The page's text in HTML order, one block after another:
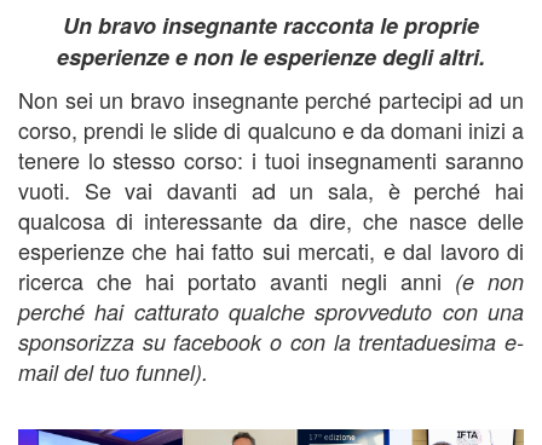
Un bravo insegnante racconta le proprie
esperienze e non le esperienze degli altri.
Non sei un bravo insegnante perché partecipi ad un
corso, prendi le slide di qualcuno e da domani inizi a
tenere lo stesso corso: i tuoi insegnamenti saranno
vuoti. Se vai davanti ad un sala, è perché hai
qualcosa di interessante da dire, che nasce delle
esperienze che hai fatto sui mercati, e dal lavoro di
ricerca che hai portato avanti negli anni (e non
perché hai catturato qualche sprovveduto con una
sponsorizza su facebook o con la trentaduesima e-
mail del tuo funnel).